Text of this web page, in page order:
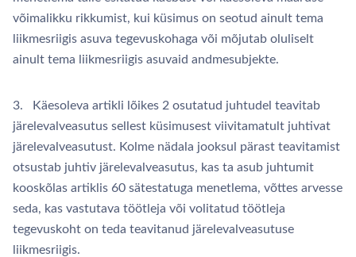
võimalikku rikkumist, kui küsimus on seotud ainult tema
liikmesriigis asuva tegevuskohaga või mõjutab oluliselt
ainult tema liikmesriigis asuvaid andmesubjekte.
3. Käesoleva artikli lõikes 2 osutatud juhtudel teavitab
järelevalveasutus sellest küsimusest viivitamatult juhtivat
järelevalveasutust. Kolme nädala jooksul pärast teavitamist
otsustab juhtiv järelevalveasutus, kas ta asub juhtumit
kooskõlas artiklis 60 sätestatuga menetlema, võttes arvesse
seda, kas vastutava töötleja või volitatud töötleja
tegevuskoht on teda teavitanud järelevalveasutuse
liikmesriigis.